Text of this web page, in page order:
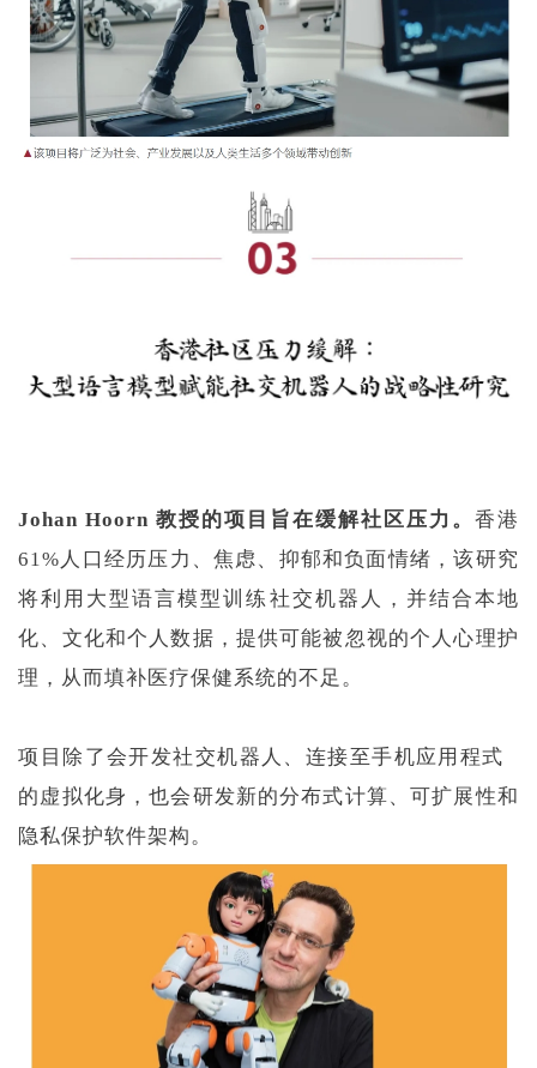
Johan Hoorn 教授的项目旨在缓解社区压力。 香港
61%人口经历压力、焦虑、抑郁和负面情绪，该研究
将利用大型语言模型训练社交机器人，并结合本地
化、文化和个人数据，提供可能被忽视的个人心理护
理，从而填补医疗保健系统的不足。
项目除了会开发社交机器人、连接至手机应用程式
的虚拟化身，也会研发新的分布式计算、可扩展性和
隐私保护软件架构。